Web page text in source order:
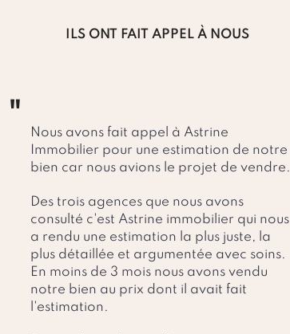
ILS ONT FAIT APPEL À NOUS
Nous avons fait appel à Astrine
Immobilier pour une estimation de notre
bien car nous avions le projet de vendre.
Des trois agences que nous avons
consulté c'est Astrine immobilier qui nous
a rendu une estimation la plus juste, la
plus détaillée et argumentée avec soins.
En moins de 3 mois nous avons vendu
notre bien au prix dont il avait fait
l'estimation.
"